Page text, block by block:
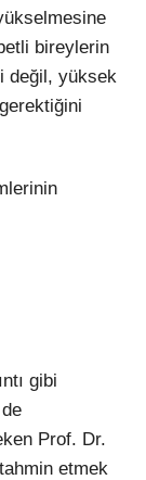
bireylerin
değil, yüksek
gibi
Prof. Dr.
etmek